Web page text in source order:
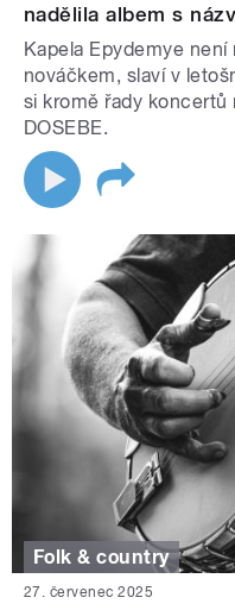
nadělila albem s
Kapela Epydemye
nováčkem, slaví v
si kromě řady koncertů
DOSEBE.
Folk & country
27. červenec 2025